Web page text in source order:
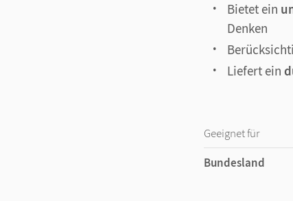
Bietet ein
Denken
Liefert ein
Geeignet für
Bundesland